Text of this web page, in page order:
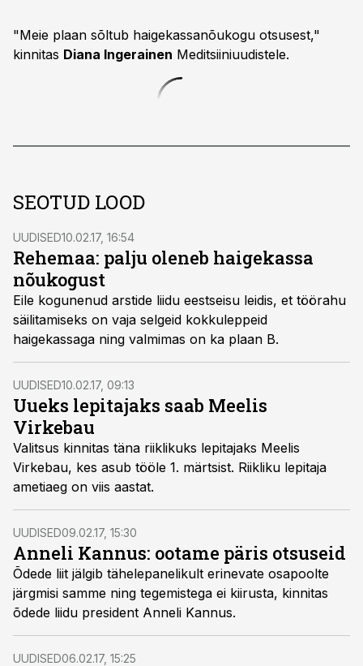
"Meie plaan sõltub haigekassanõukogu otsusest,"
kinnitas Diana Ingerainen Meditsiiniuudistele.
SEOTUD LOOD
UUDISED10.02.17, 16:54
Rehemaa: palju oleneb haigekassa
nõukogust
Eile kogunenud arstide liidu eestseisu leidis, et töörahu
säilitamiseks on vaja selgeid kokkuleppeid
haigekassaga ning valmimas on ka plaan B.
UUDISED10.02.17, 09:13
Uueks lepitajaks saab Meelis
Virkebau
Valitsus kinnitas täna riiklikuks lepitajaks Meelis
Virkebau, kes asub tööle 1. märtsist. Riikliku lepitaja
ametiaeg on viis aastat.
UUDISED09.02.17, 15:30
Anneli Kannus: ootame päris otsuseid
Õdede liit jälgib tähelepanelikult erinevate osapoolte
järgmisi samme ning tegemistega ei kiirusta, kinnitas
õdede liidu president Anneli Kannus.
UUDISED06.02.17, 15:25